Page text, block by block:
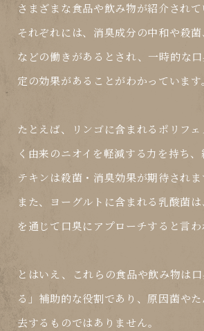
さまざまな食品や飲み物が紹介されて
それぞれには、 消臭成分の中和や殺
などの働きがあるとされ、 一時的な
定の効果があることがわかっています
たとえば、リンゴに含まれるポリフ
く由来のニオイを軽減する力を持ち
テキンは殺菌・消臭効果が期待されま
また、ヨーグルトに含まれる乳酸菌
を通じて口臭にアプローチすると言わ
とはいえ、これらの食品や飲み物は
る」補助的な役割であり、 原因菌や
去するものではありません。